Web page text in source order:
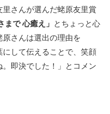
さんが選んだ蛯原友里賞
まで 心癒え」
とちょっと心
さんは選出の理由を
にして伝えることで、笑顔
即決でした！」とコメン